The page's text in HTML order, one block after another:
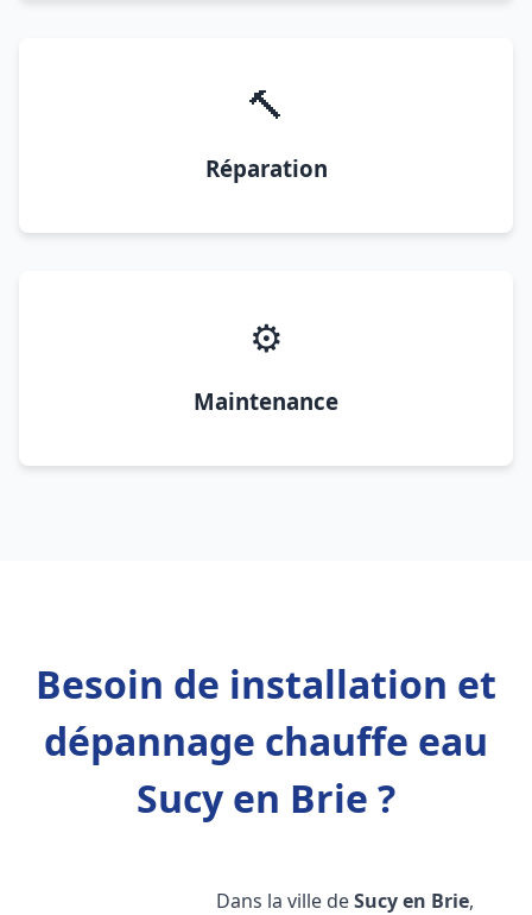
🔨
Réparation
⚙️
Maintenance
Besoin de installation et
dépannage chauffe eau
Sucy en Brie ?
Dans la ville deSucy en Brie,